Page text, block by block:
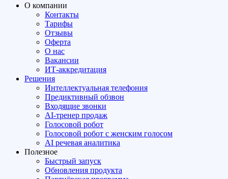
О компании
Контакты
Тарифы
Отзывы
Оферта
О нас
Вакансии
ИТ-аккредитация
Решения
Интеллектуальная телефония
Предиктивный обзвон
Входящие звонки
AI-тренер продаж
Голосовой робот
Голосовой робот с женским голосом
AI речевая аналитика
Полезное
Быстрый запуск
Обновления продукта